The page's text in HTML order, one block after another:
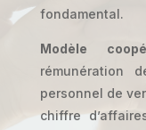
fondamental.
Modèle
rémunération
personnel de
chiffre